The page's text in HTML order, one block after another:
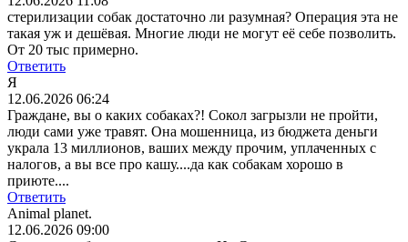
стерилизации собак достаточно ли разумная? Операция эта не
такая уж и дешёвая. Многие люди не могут её себе позволить.
От 20 тыс примерно.
Ответить
Я
12.06.2026 06:24
Граждане, вы о каких собаках?! Сокол загрызли не пройти,
люди сами уже травят. Она мошенница, из бюджета деньги
украла 13 миллионов, ваших между прочим, уплаченных с
налогов, а вы все про кашу....да как собакам хорошо в
приюте....
Ответить
Animal planet.
12.06.2026 09:00